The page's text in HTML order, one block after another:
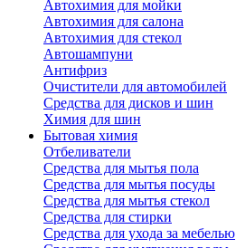
Автохимия для мойки
Автохимия для салона
Автохимия для стекол
Автошампуни
Антифриз
Очистители для автомобилей
Средства для дисков и шин
Химия для шин
Бытовая химия
Отбеливатели
Средства для мытья пола
Средства для мытья посуды
Средства для мытья стекол
Средства для стирки
Средства для ухода за мебелью